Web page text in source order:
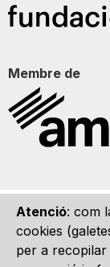
Atenció: com
cookies
per a
Membre de
Qui som Contacte